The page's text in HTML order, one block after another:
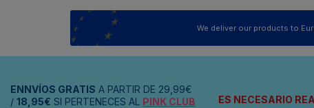
We deliver our products to
ENNVÍOS GRATIS A PARTIR DE 29,99€
/ 18,95€ SI PERTENECES AL PINK CLUB
ES NECESARIO